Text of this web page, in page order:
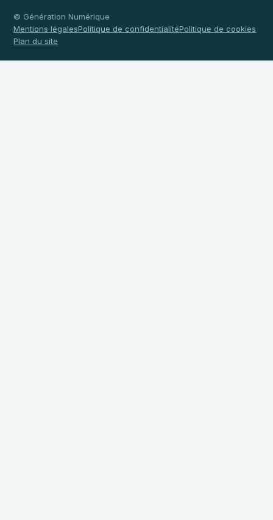
© Génération Numérique
Mentions légalesPolitique de confidentialitéPolitique de cookies
Plan du site